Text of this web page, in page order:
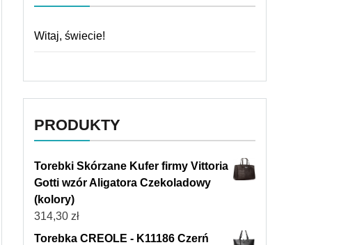
Witaj, świecie!
PRODUKTY
Torebki Skórzane Kufer firmy Vittoria
Gotti wzór Aligatora Czekoladowy
(kolory)
314,30 zł
Torebka CREOLE - K11186 Czerń